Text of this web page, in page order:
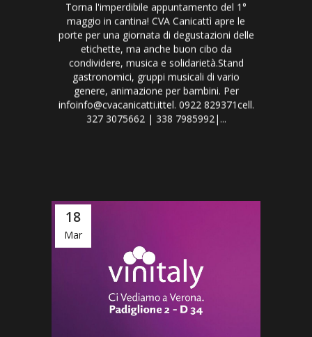
Torna l'imperdibile appuntamento del 1°
maggio in cantina! CVA Canicattì apre le
porte per una giornata di degustazioni delle
etichette, ma anche buon cibo da
condividere, musica e solidarietà.Stand
gastronomici, gruppi musicali di vario
genere, animazione per bambini. Per
infoinfo@cvacanicatti.ittel. 0922 829371cell.
327 3075662 | 338 7985992|...
18
Mar